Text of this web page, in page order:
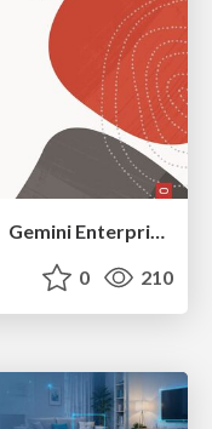
【Google Cloud Next Tokyo'26】Gemini Enterprise と Oracle AI Database で実現する、 業務データ活用を実現する AI エージェント実装
0 210